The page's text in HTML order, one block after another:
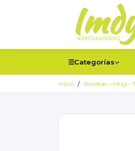
Categorías
Inicio Botellas – Mug -